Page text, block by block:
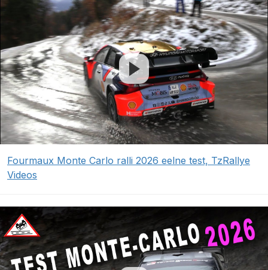
Fourmaux Monte Carlo ralli 2026 eelne test, TzRallye
Videos